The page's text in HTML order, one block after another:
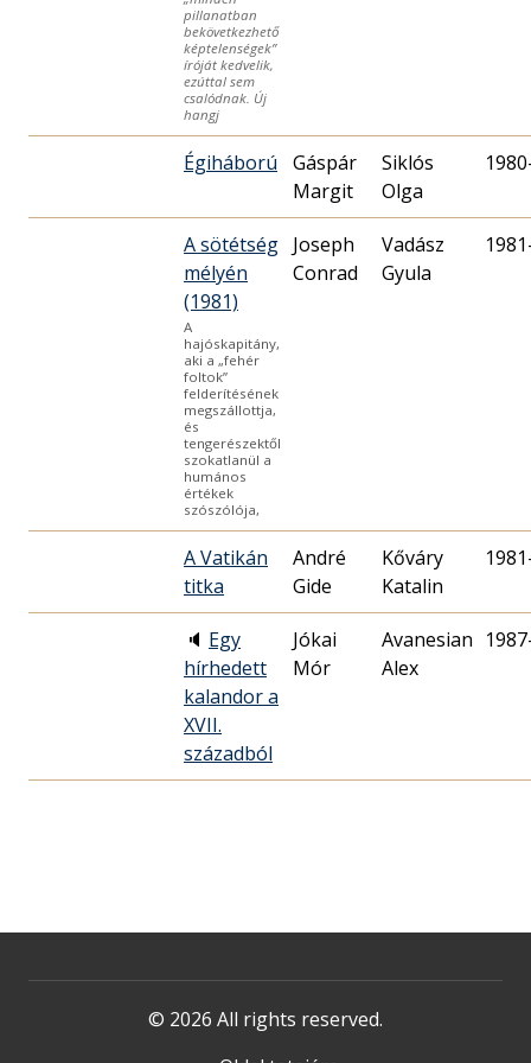
pillanatban
bekövetkezhető
képtelenségek”
íróját kedvelik,
ezúttal sem
csalódnak. Új
hangj
Égiháború
Gáspár
Margit
Siklós
Olga
A sötétség
mélyén
(1981)
A
hajóskapitány,
aki a „fehér
foltok”
felderítésének
megszállottja,
és
tengerészektől
szokatlanül a
humános
értékek
szószólója,
Joseph
Conrad
Vadász
Gyula
A Vatikán
titka
André
Gide
Kőváry
Katalin
🔈 Egy
hírhedett
kalandor a
XVII.
századból
Jókai
Mór
Avanesian
Alex
© 2026 All rights reserved.